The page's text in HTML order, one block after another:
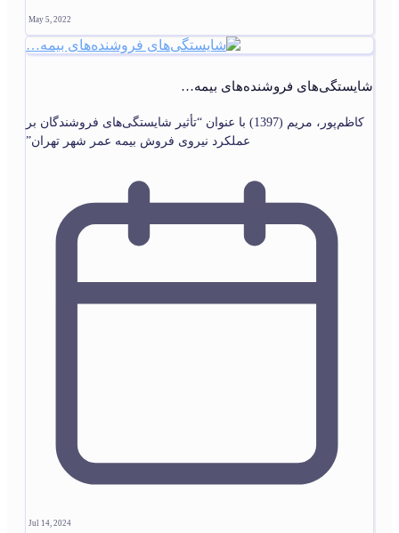
May 5, 2022
شایستگی‌های فروشنده‌های بیمه…
کاظم‌پور، مریم (1397) با عنوان “تأثیر شایستگی‌های فروشندگان بر
عملکرد نیروی فروش بیمه عمر شهر تهران”
Jul 14, 2024